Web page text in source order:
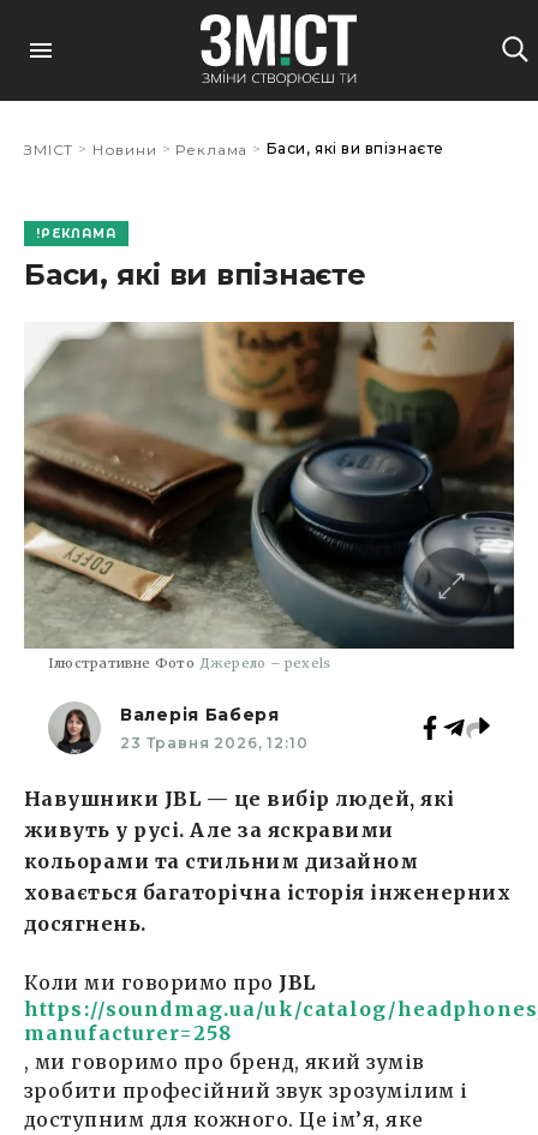
ЗМІСТ > Новини > Реклама > Баси, які ви впізнаєте
РЕКЛАМА
Баси, які ви впізнаєте
Ілюстративне Фото Джерело – pexels
Валерія Баберя
23 Травня 2026, 12:10
Навушники JBL — це вибір людей, які
живуть у русі. Але за яскравими
кольорами та стильним дизайном
ховається багаторічна історія інженерних
досягнень.
Коли ми говоримо про JBL
https://soundmag.ua/uk/catalog/
manufacturer=258
, ми говоримо про бренд, який зумів
зробити професійний звук зрозумілим і
доступним для кожного. Це ім’я, яке